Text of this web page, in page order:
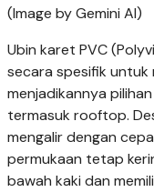
(Image by Gemini AI)
Ubin karet PVC
secara spesifik untuk
menjadikannya
termasuk rooftop.
mengalir dengan
permukaan tetap
bawah kaki dan